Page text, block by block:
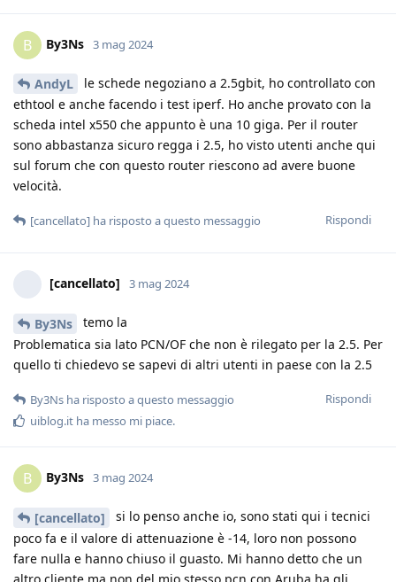
B By3Ns 3 mag 2024
AndyL
le schede negoziano a 2.5gbit, ho controllato con
ethtool e anche facendo i test iperf. Ho anche provato con la
scheda intel x550 che appunto è una 10 giga. Per il router
sono abbastanza sicuro regga i 2.5, ho visto utenti anche qui
sul forum che con questo router riescono ad avere buone
velocità.
Rispondi
[cancellato] ha risposto a questo messaggio
[cancellato] 3 mag 2024
By3Ns
temo la
Problematica sia lato PCN/OF che non è rilegato per la 2.5. Per
quello ti chiedevo se sapevi di altri utenti in paese con la 2.5
Rispondi
By3Ns ha risposto a questo messaggio
uiblog.it ha messo mi piace.
B By3Ns 3 mag 2024
[cancellato]
si lo penso anche io, sono stati qui i tecnici
poco fa e il valore di attenuazione è -14, loro non possono
fare nulla e hanno chiuso il guasto. Mi hanno detto che un